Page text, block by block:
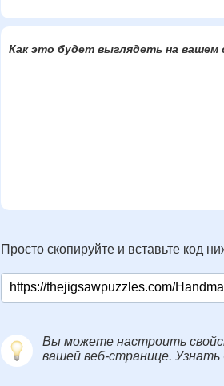
Как это будет выглядеть на вашем
Просто скопируйте и вставьте код
Вы можете настроить
вашей веб-странице. Узнать